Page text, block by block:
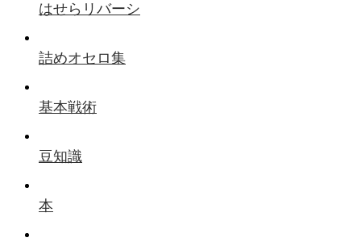
はせらリバーシ
詰めオセロ集
基本戦術
豆知識
本